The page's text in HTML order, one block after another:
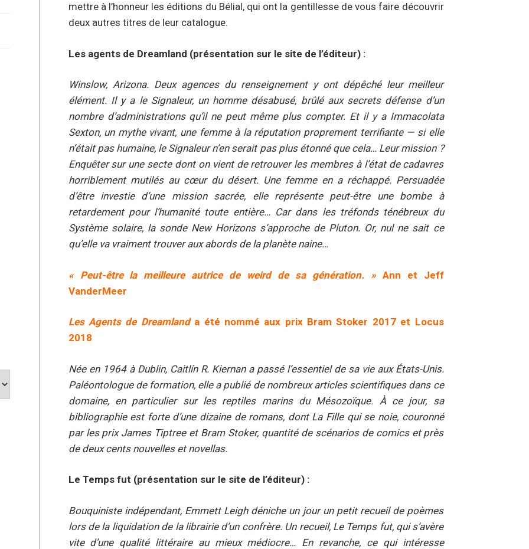
mettre à l’honneur les éditions du Bélial, qui ont la gentillesse de vous faire découvrir
deux autres titres de leur catalogue.
Les agents de Dreamland (présentation sur le site de l’éditeur) :
Winslow, Arizona. Deux agences du renseignement y ont dépêché leur meilleur
élément. Il y a le Signaleur, un homme désabusé, brûlé aux secrets défense d’un
nombre d’administrations qu’il ne peut même plus compter. Et il y a Immacolata
Sexton, un mythe vivant, une femme à la réputation proprement terrifiante — si elle
n’était pas humaine, le Signaleur n’en serait pas plus étonné que cela… Leur mission ?
Enquêter sur une secte dont on vient de retrouver les membres à l’état de cadavres
horriblement mutilés au cœur du désert. Une femme en a réchappé. Persuadée
d’être investie d’une mission sacrée, elle représente peut-être une bombe à
retardement pour l’humanité toute entière… Car dans les tréfonds ténébreux du
Système solaire, la sonde New Horizons s’approche de Pluton. Or, nul ne sait ce
qu’elle va vraiment trouver aux abords de la planète naine…
« Peut-être la meilleure autrice de weird de sa génération. »Ann et Jeff
VanderMeer
Les Agents de Dreamlanda été nommé aux prix Bram Stoker 2017 et Locus
2018
Née en 1964 à Dublin, Caitlín R. Kiernan a passé l’essentiel de sa vie aux États-Unis.
Paléontologue de formation, elle a publié de nombreux articles scientifiques dans ce
domaine, en particulier sur les reptiles marins du Mésozoïque. À ce jour, sa
bibliographie est forte d’une dizaine de romans, dont La Fille qui se noie, couronné
par les prix James Tiptree et Bram Stoker, quantité de scénarios de comics et près
de deux cents nouvelles et novellas.
Le Temps fut (présentation sur le site de l’éditeur) :
Bouquiniste indépendant, Emmett Leigh déniche un jour un petit recueil de poèmes
lors de la liquidation de la librairie d’un confrère. Un recueil, Le Temps fut, qui s’avère
vite d’une qualité littéraire au mieux médiocre… En revanche, ce qui intéresse